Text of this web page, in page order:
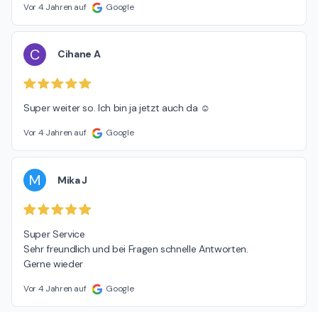
Vor 4 Jahren auf Google
C Cihane A
Super weiter so. Ich bin ja jetzt auch da ☺
Vor 4 Jahren auf Google
M Mika J
Super Service
Sehr freundlich und bei Fragen schnelle Antworten.
Gerne wieder
Vor 4 Jahren auf Google